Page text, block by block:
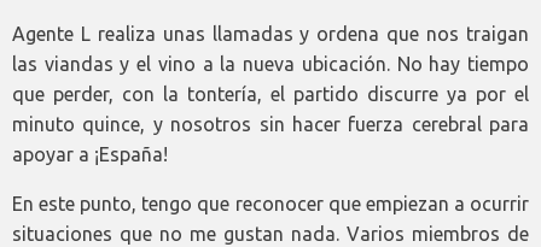
Agente L realiza unas llamadas y ordena que nos traigan
las viandas y el vino a la nueva ubicación. No hay tiempo
que perder, con la tontería, el partido discurre ya por el
minuto quince, y nosotros sin hacer fuerza cerebral para
apoyar a ¡España!
En este punto, tengo que reconocer que empiezan a ocurrir
situaciones que no me gustan nada. Varios miembros de